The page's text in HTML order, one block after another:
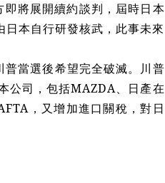
將展開續約談判，屆時日本
本自行研發核武，此事未來
當選後希望完全破滅。川普
公司，包括MAZDA、日產在
，又增加進口關稅，對日